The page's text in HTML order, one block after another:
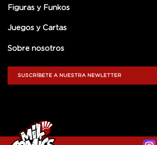
Figuras y Funkos
Juegos y Cartas
Sobre nosotros
SUSCRÍBETE A NUESTRA NEWLETTER